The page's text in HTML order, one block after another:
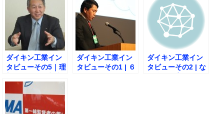
をかけるリーダー
に。
ダイキン工業イン
タビューその5｜理
像とは？
ダイキン工業イン
タビューその1 | ６
ダイキン工業イン
タビューその2 | な